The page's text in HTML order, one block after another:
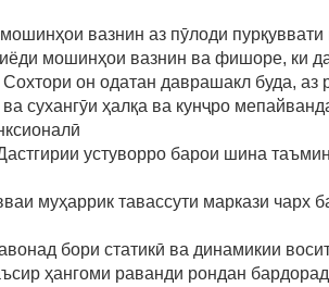
вазнин аз пӯлоди
мошинҳои вазнин ва фишоре, ки
он одатан даврашакл буда, аз
сухангӯи ҳалқа ва кунҷро
устуворро барои шина
муҳаррик тавассути маркази
бори статикӣ ва динамикии
ҳангоми раванди рондан